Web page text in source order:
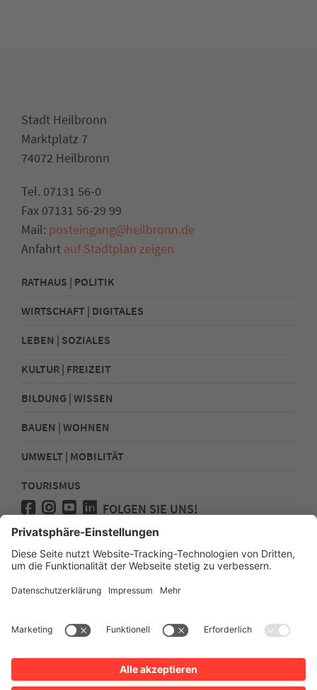
Stadt Heilbronn
Marktplatz 7
74072 Heilbronn
Tel. 07131 56-0
Fax 07131 56-29 99
Mail: posteingang@heilbronn.de
Anfahrt auf Stadtplan zeigen
RATHAUS | POLITIK
WIRTSCHAFT | DIGITALES
LEBEN | SOZIALES
KULTUR | FREIZEIT
BILDUNG | WISSEN
BAUEN | WOHNEN
UMWELT | MOBILITÄT
TOURISMUS
FOLGEN SIE UNS!
Presse
Kontakt
Impressum
Sitemap